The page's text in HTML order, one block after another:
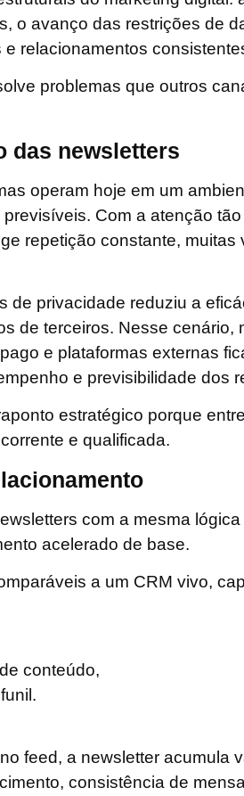
o avanço das restrições de
relacionamentos
problemas que outros
das newsletters
operam hoje em um
Com a atenção
repetição constante, muitas
de privacidade reduziu a
de terceiros. Nesse cenário,
e plataformas externas
e previsibilidade dos
estratégico porque
e qualificada.
com a mesma
acelerado de base.
a um CRM vivo,
conteúdo,
feed, a newsletter acumula
consistência de